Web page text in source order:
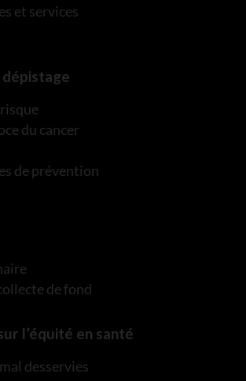
et services
du cancer
de prévention
de fond
l’équité en santé
desservies